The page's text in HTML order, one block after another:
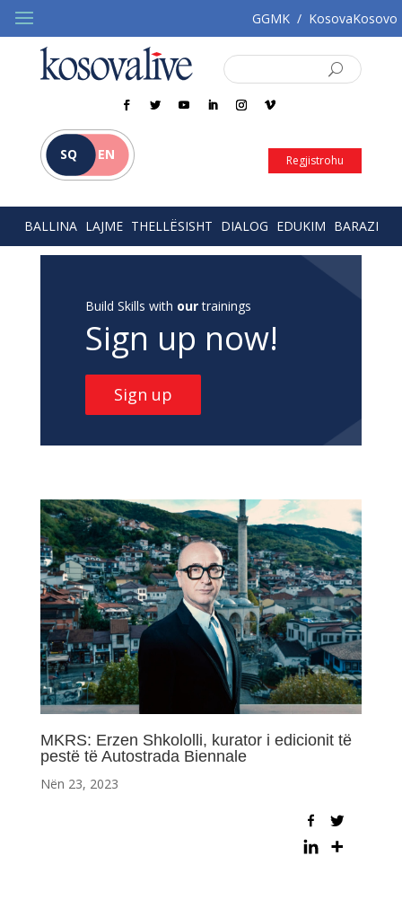
GGMK / KosovaKosovo
SQ EN Regjistrohu
BALLINA LAJME THELLËSISHT DIALOG EDUKIM BARAZI
Build Skills with ourtrainings
Sign up now!
Sign up
MKRS: Erzen Shkololli, kurator i edicionit të
pestë të Autostrada Biennale
Nën 23, 2023